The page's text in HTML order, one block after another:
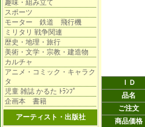
趣味・組み立て
スポーツ
モーター 鉄道 飛行機
ミリタリ 戦争関連
歴史・地理・旅行
美術・文学・宗教・建造物
カルチャ
アニメ・コミック・キャラク
タ
児童 雑誌 かるた ﾄﾗﾝﾌﾟ
企画本 書籍
アーティスト・出版社
ＩＤ
品名
ご注文
商品価格